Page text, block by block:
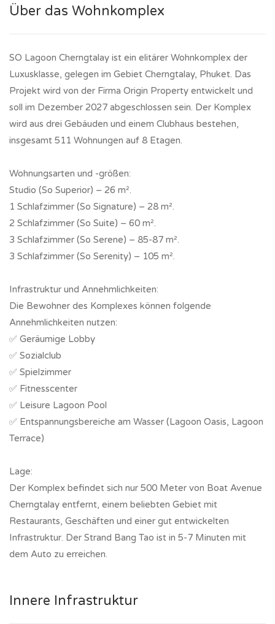
Über das Wohnkomplex
SO Lagoon Cherngtalay ist ein elitärer Wohnkomplex der
Luxusklasse, gelegen im Gebiet Cherngtalay, Phuket. Das
Projekt wird von der Firma Origin Property entwickelt und
soll im Dezember 2027 abgeschlossen sein. Der Komplex
wird aus drei Gebäuden und einem Clubhaus bestehen,
insgesamt 511 Wohnungen auf 8 Etagen.
Wohnungsarten und -größen:
Studio (So Superior) – 26 m².
1 Schlafzimmer (So Signature) – 28 m².
2 Schlafzimmer (So Suite) – 60 m².
3 Schlafzimmer (So Serene) – 85-87 m².
3 Schlafzimmer (So Serenity) – 105 m².
Infrastruktur und Annehmlichkeiten:
Die Bewohner des Komplexes können folgende
Annehmlichkeiten nutzen:
✅ Geräumige Lobby
✅ Sozialclub
✅ Spielzimmer
✅ Fitnesscenter
✅ Leisure Lagoon Pool
✅ Entspannungsbereiche am Wasser (Lagoon Oasis, Lagoon
Terrace)
Lage:
Der Komplex befindet sich nur 500 Meter von Boat Avenue
Cherngtalay entfernt, einem beliebten Gebiet mit
Restaurants, Geschäften und einer gut entwickelten
Infrastruktur. Der Strand Bang Tao ist in 5-7 Minuten mit
dem Auto zu erreichen.
Innere Infrastruktur